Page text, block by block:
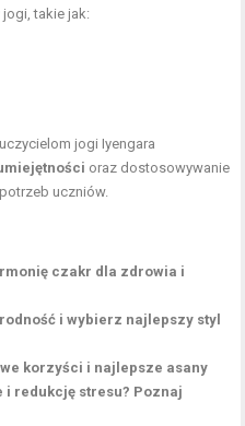
jogi, takie jak:
jogi Iyengara
oraz dostosowywanie
uczniów.
czakr dla zdrowia i
i wybierz najlepszy styl
korzyści i najlepsze asany
i redukcję stresu? Poznaj